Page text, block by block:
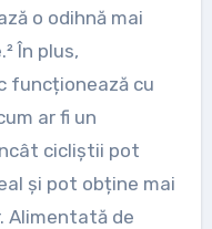
o odihnă mai
În plus,
funcționează cu
ar fi un
cicliștii pot
și pot obține mai
Alimentată de